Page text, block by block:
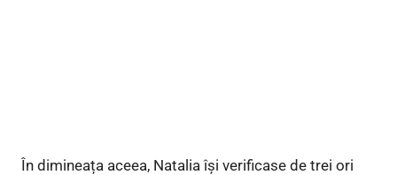
În dimineața aceea, Natalia își verificase de trei ori